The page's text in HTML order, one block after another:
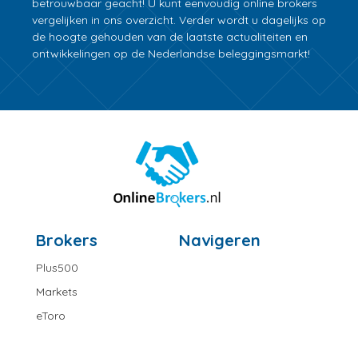
betrouwbaar geacht! U kunt eenvoudig online brokers
vergelijken in ons overzicht. Verder wordt u dagelijks op
de hoogte gehouden van de laatste actualiteiten en
ontwikkelingen op de Nederlandse beleggingsmarkt!
Brokers
Plus500
Markets
eToro
Navigeren